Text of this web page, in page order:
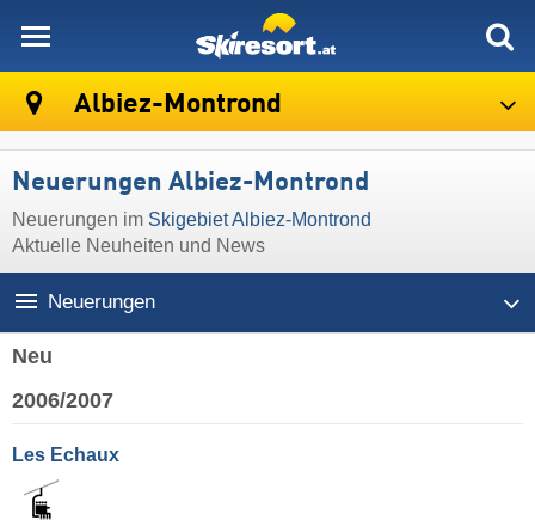
Albiez-Montrond
Neuerungen Albiez-Montrond
Neuerungen im Skigebiet Albiez-Montrond
Aktuelle Neuheiten und News
Neuerungen
Neu
2006/2007
Les Echaux